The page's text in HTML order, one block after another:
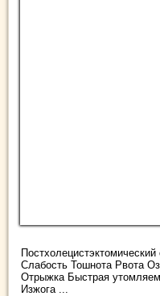
Слабость Тошнота Рвота
Отрыжка Быстрая
Изжога ...